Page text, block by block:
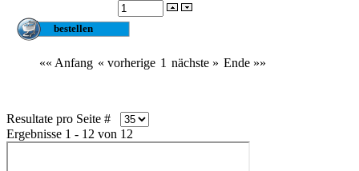
«« Anfang « vorherige 1 nächste » Ende »»
Resultate pro Seite #
Ergebnisse 1 - 12 von 12